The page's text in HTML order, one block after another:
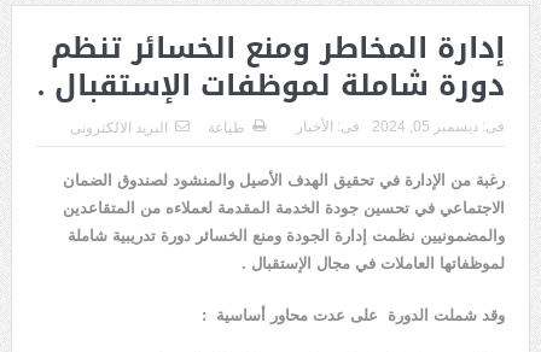
إدارة المخاطر ومنع الخسائر تنظم
دورة شاملة لموظفات الإستقبال .
فى: ديسمبر 05, 2024 فى: الأخبار طباعة البريد الالكترونى
رغبة من الإدارة في تحقيق الهدف الأصيل والمنشود لصندوق الضمان
الاجتماعي في تحسين جودة الخدمة المقدمة لعملاءه من المتقاعدين
والمضمونيين نظمت إدارة الجودة ومنع الخسائر دورة تدريبية شاملة
لموظفاتها العاملات في مجال الإستقبال .
وقد شملت الدورة على عدت محاور أساسية :